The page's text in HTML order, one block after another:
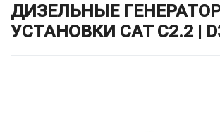
ДИЗЕЛЬНЫЕ
УСТАНОВКИ CAT C2.2 |